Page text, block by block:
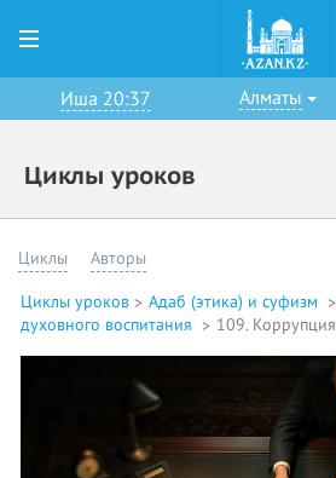
Иша 20:37 Алматы
Циклы уроков
Циклы Авторы
Циклы уроков Адаб (этика) и суфизм
духовного воспитания
109. Коррупция